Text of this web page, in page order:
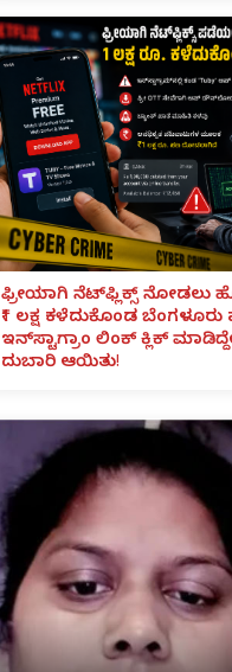
ಫ್ರೀಯಾಗಿ ನೆಟ್‌ಫ್ಲಿಕ್ಸ್ ನೋಡಲು
₹1 ಲಕ್ಷ ಕಳೆದುಕೊಂಡ ಬೆಂಗಳೂರು
ಇನ್‌ಸ್ಟಾಗ್ರಾಂ ಲಿಂಕ್ ಕ್ಲಿಕ್
ದುಬಾರಿ ಆಯಿತು!